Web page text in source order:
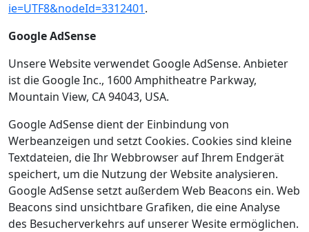
ie=UTF8&nodeId=3312401.
Google AdSense
Unsere Website verwendet Google AdSense. Anbieter
ist die Google Inc., 1600 Amphitheatre Parkway,
Mountain View, CA 94043, USA.
Google AdSense dient der Einbindung von
Werbeanzeigen und setzt Cookies. Cookies sind kleine
Textdateien, die Ihr Webbrowser auf Ihrem Endgerät
speichert, um die Nutzung der Website analysieren.
Google AdSense setzt außerdem Web Beacons ein. Web
Beacons sind unsichtbare Grafiken, die eine Analyse
des Besucherverkehrs auf unserer Wesite ermöglichen.